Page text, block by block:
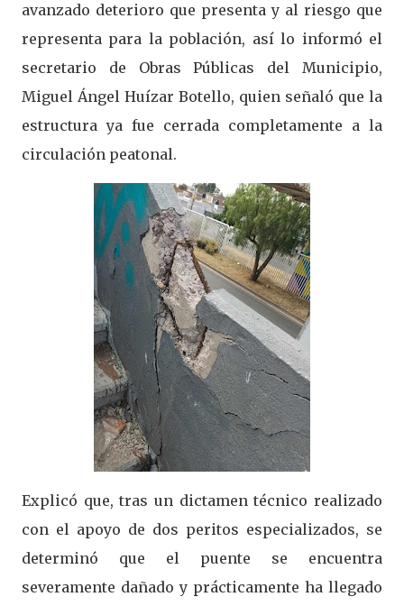
avanzado deterioro que presenta y al riesgo que
representa para la población, así lo informó el
secretario de Obras Públicas del Municipio,
Miguel Ángel Huízar Botello, quien señaló que la
estructura ya fue cerrada completamente a la
circulación peatonal.
Explicó que, tras un dictamen técnico realizado
con el apoyo de dos peritos especializados, se
determinó que el puente se encuentra
severamente dañado y prácticamente ha llegado